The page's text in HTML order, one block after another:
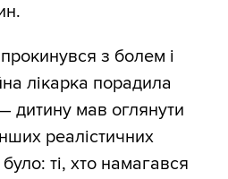
з болем і
лікарка порадила
дитину мав оглянути
реалістичних
ті, хто намагався